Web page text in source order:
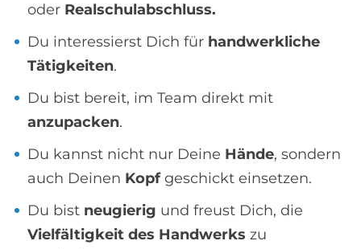
oder Realschulabschluss.
Du interessierst Dich für handwerkliche
Tätigkeiten.
Du bist bereit, im Team direkt mit
anzupacken.
Du kannst nicht nur Deine Hände, sondern
auch Deinen Kopfgeschickt einsetzen.
Du bist neugierig und freust Dich, die
Vielfältigkeit des Handwerks zu